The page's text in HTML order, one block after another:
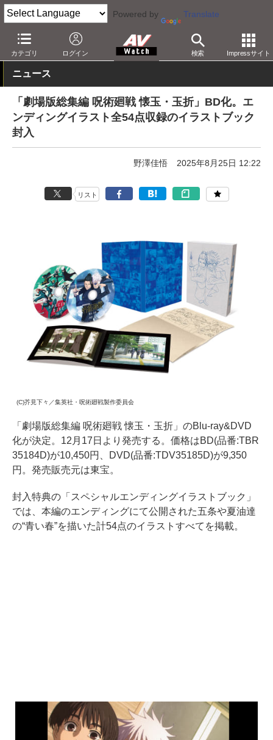
Powered by Translate
カテゴリ ログイン 検索 Impressサイト
AV Watch コンテンツ・サービス BD/DVD
ニュース
「劇場版総集編 呪術廻戦 懐玉・玉折」BD化。エ
ンディングイラスト全54点収録のイラストブック
封入
野澤佳悟 2025年8月25日 12:22
リスト
(C)芥見下々／集英社・呪術廻戦製作委員会
「劇場版総集編 呪術廻戦 懐玉・玉折」のBlu-ray&DVD
化が決定。12月17日より発売する。価格はBD(品番:TBR
35184D)が10,450円、DVD(品番:TDV35185D)が9,350
円。発売販売元は東宝。
封入特典の「スペシャルエンディングイラストブック」
では、本編のエンディングにて公開された五条や夏油達
の“青い春”を描いた計54点のイラストすべてを掲載。